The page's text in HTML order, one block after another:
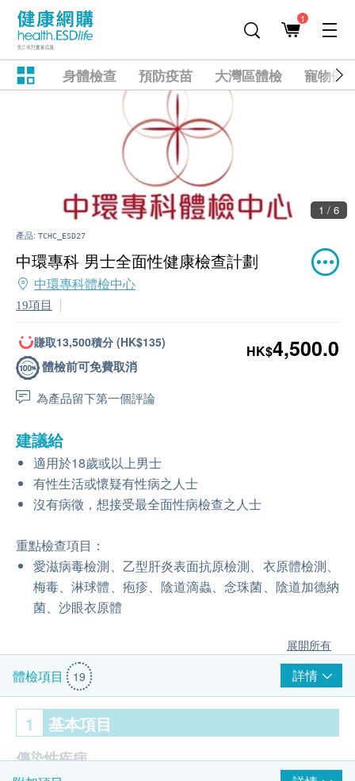
1
身體檢查 預防疫苗 大灣區體檢 寵物健
1 / 6
產品: TCHC_ESD27
中環專科 男士全面性健康檢查計劃
中環專科體檢中心
19項目
賺取13,500積分 (HK$135)
體檢前可免費取消
為產品留下第一個評論
HK$4,500.0
建議給
適用於18歲或以上男士
有性生活或懷疑有性病之人士
沒有病徵，想接受最全面性病檢查之人士
重點檢查項目：
愛滋病毒檢測、乙型肝炎表面抗原檢測、衣原體檢測、
梅毒、淋球體、疱疹、陰道滴蟲、念珠菌、陰道加德納
菌、沙眼衣原體
展開所有
體檢項目 19 詳情
1 基本項目
傳染性疾病